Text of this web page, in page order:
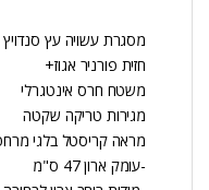
מסגרת עשויה עץ
חזית פורניר אגוז+
משטח חרס אינטגרלי
מגירות טריקה שקטה
מראה קריסטל בלגי
-עומק ארון 47 ס"מ